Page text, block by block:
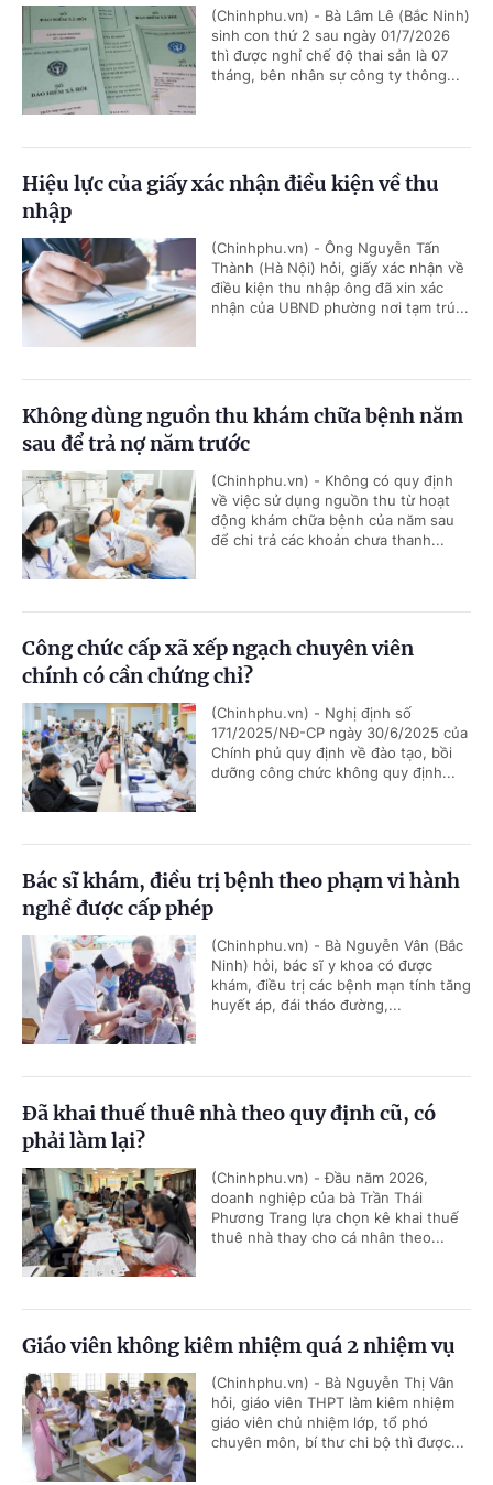
(Chinhphu.vn) - Bà Lâm Lê (Bắc Ninh)
sinh con thứ 2 sau ngày 01/7/2026
thì được nghỉ chế độ thai sản là 07
tháng, bên nhân sự công ty thông...
Hiệu lực của giấy xác nhận điều kiện về thu
nhập
(Chinhphu.vn) - Ông Nguyễn Tấn
Thành (Hà Nội) hỏi, giấy xác nhận về
điều kiện thu nhập ông đã xin xác
nhận của UBND phường nơi tạm trú...
Không dùng nguồn thu khám chữa bệnh năm
sau để trả nợ năm trước
(Chinhphu.vn) - Không có quy định
về việc sử dụng nguồn thu từ hoạt
động khám chữa bệnh của năm sau
để chi trả các khoản chưa thanh...
Công chức cấp xã xếp ngạch chuyên viên
chính có cần chứng chỉ?
(Chinhphu.vn) - Nghị định số
171/2025/NĐ-CP ngày 30/6/2025 của
Chính phủ quy định về đào tạo, bồi
dưỡng công chức không quy định...
Bác sĩ khám, điều trị bệnh theo phạm vi hành
nghề được cấp phép
(Chinhphu.vn) - Bà Nguyễn Vân (Bắc
Ninh) hỏi, bác sĩ y khoa có được
khám, điều trị các bệnh mạn tính tăng
huyết áp, đái tháo đường,...
Đã khai thuế thuê nhà theo quy định cũ, có
phải làm lại?
(Chinhphu.vn) - Đầu năm 2026,
doanh nghiệp của bà Trần Thái
Phương Trang lựa chọn kê khai thuế
thuê nhà thay cho cá nhân theo...
Giáo viên không kiêm nhiệm quá 2 nhiệm vụ
(Chinhphu.vn) - Bà Nguyễn Thị Vân
hỏi, giáo viên THPT làm kiêm nhiệm
giáo viên chủ nhiệm lớp, tổ phó
chuyên môn, bí thư chi bộ thì được...